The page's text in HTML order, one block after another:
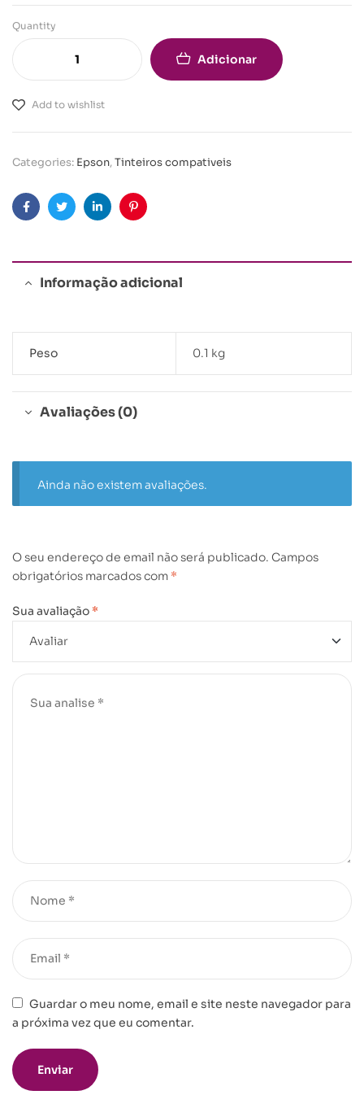
Quantity
Adicionar
Add to wishlist
Categories: Epson,Tinteiros compativeis
FacebookTwitterLinkedinPinterest
Informação adicional
Peso 0.1 kg
Avaliações (0)
Ainda não existem avaliações.
O seu endereço de email não será publicado. Campos
obrigatórios marcados com *
Sua avaliação *
Guardar o meu nome, email e site neste navegador para
a próxima vez que eu comentar.